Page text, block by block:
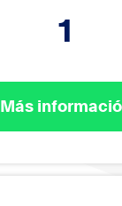
1
Más